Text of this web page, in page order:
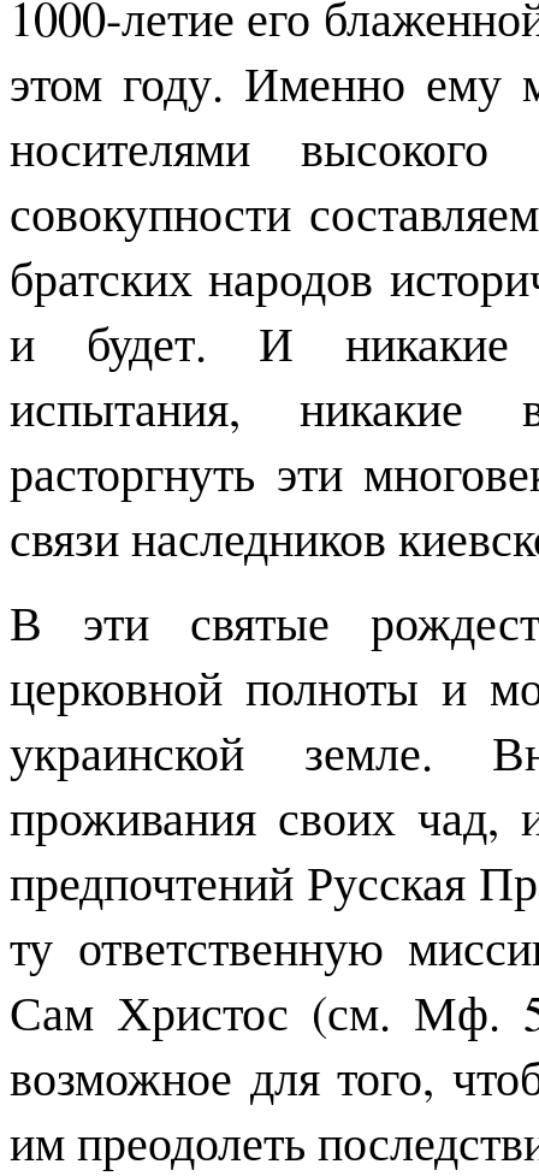
1000-летие его
этом году. Именно ему
носителями
совокупности
братских народов
и будет. И никакие
испытания,
расторгнуть эти
связи наследников
В эти святые
церковной полноты и
украинской земле.
проживания своих чад,
предпочтений Русская
ту ответственную
Сам Христос (см. Мф.
возможное для того,
им преодолеть